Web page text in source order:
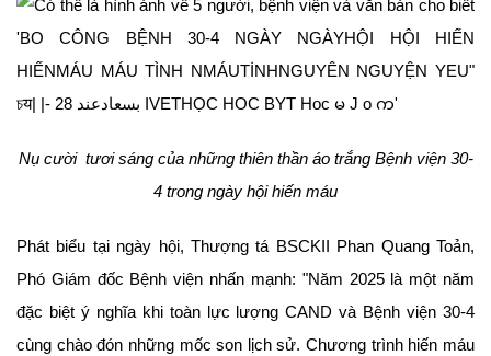
Nụ cười tươi sáng của những thiên thần áo trắng Bệnh viện 30-
4 trong ngày hội hiến máu
Phát biểu tại ngày hội, Thượng tá BSCKII Phan Quang Toản,
Phó Giám đốc Bệnh viện nhấn mạnh: "Năm 2025 là một năm
đặc biệt ý nghĩa khi toàn lực lượng CAND và Bệnh viện 30-4
cùng chào đón những mốc son lịch sử. Chương trình hiến máu